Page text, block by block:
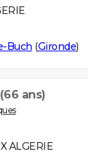
Buch (Gironde)
(66 ans)
ALGERIE